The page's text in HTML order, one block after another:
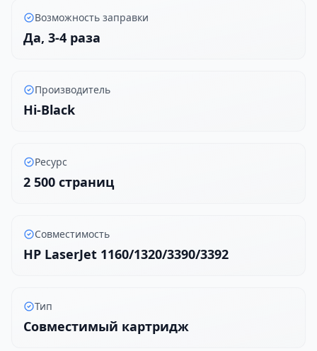
Возможность заправки
Да, 3-4 раза
Производитель
Hi-Black
Ресурс
2 500 страниц
Совместимость
HP LaserJet 1160/1320/3390/3392
Тип
Совместимый картридж